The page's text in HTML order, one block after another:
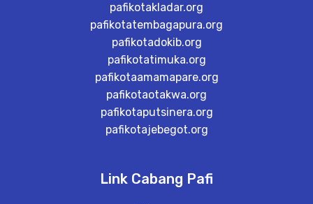
pafikotakladar.org
pafikotatembagapura.org
pafikotadokib.org
pafikotatimuka.org
pafikotaamamapare.org
pafikotaotakwa.org
pafikotaputsinera.org
pafikotajebegot.org
Link Cabang Pafi